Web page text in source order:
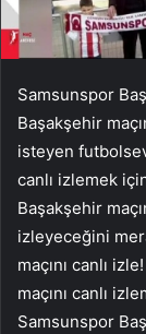
Samsunspor
Başakşehir
isteyen
canlı izlemek
Başakşehir
izleyeceğini
maçını canlı
maçını canlı
Samsunspor